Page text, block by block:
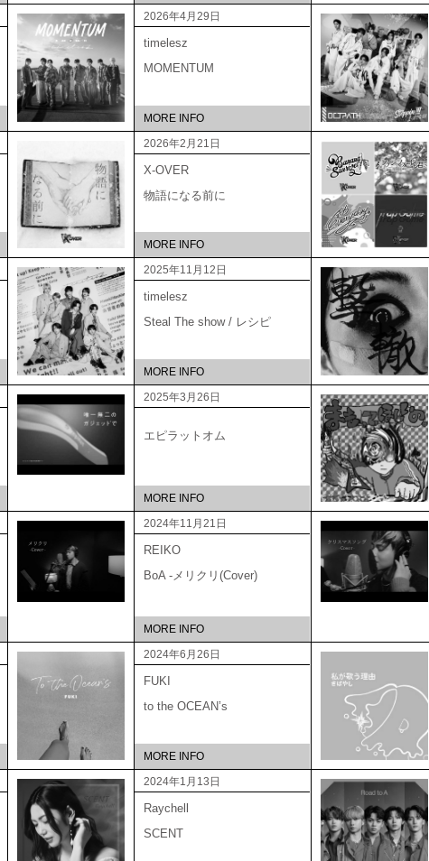
2026年4月29日
timelesz
MOMENTUM
MORE INFO
2026年2月21日
X-OVER
物語になる前に
MORE INFO
2025年11月12日
timelesz
Steal The show / レシピ
MORE INFO
2025年3月26日
エピラットオム
MORE INFO
2024年11月21日
REIKO
BoA -メリクリ(Cover)
MORE INFO
2024年6月26日
FUKI
to the OCEAN’s
MORE INFO
2024年1月13日
Raychell
SCENT